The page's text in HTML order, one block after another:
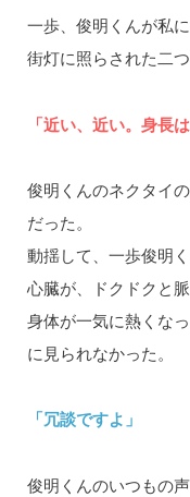
一歩、俊明くんが私
街灯に照らされた二
「近い、近い。身長
俊明くんのネクタイ
だった。
動揺して、一歩俊明く
心臓が、ドクドクと脈
身体が一気に熱くな
に見られなかった。
「冗談ですよ」
俊明くんのいつもの声